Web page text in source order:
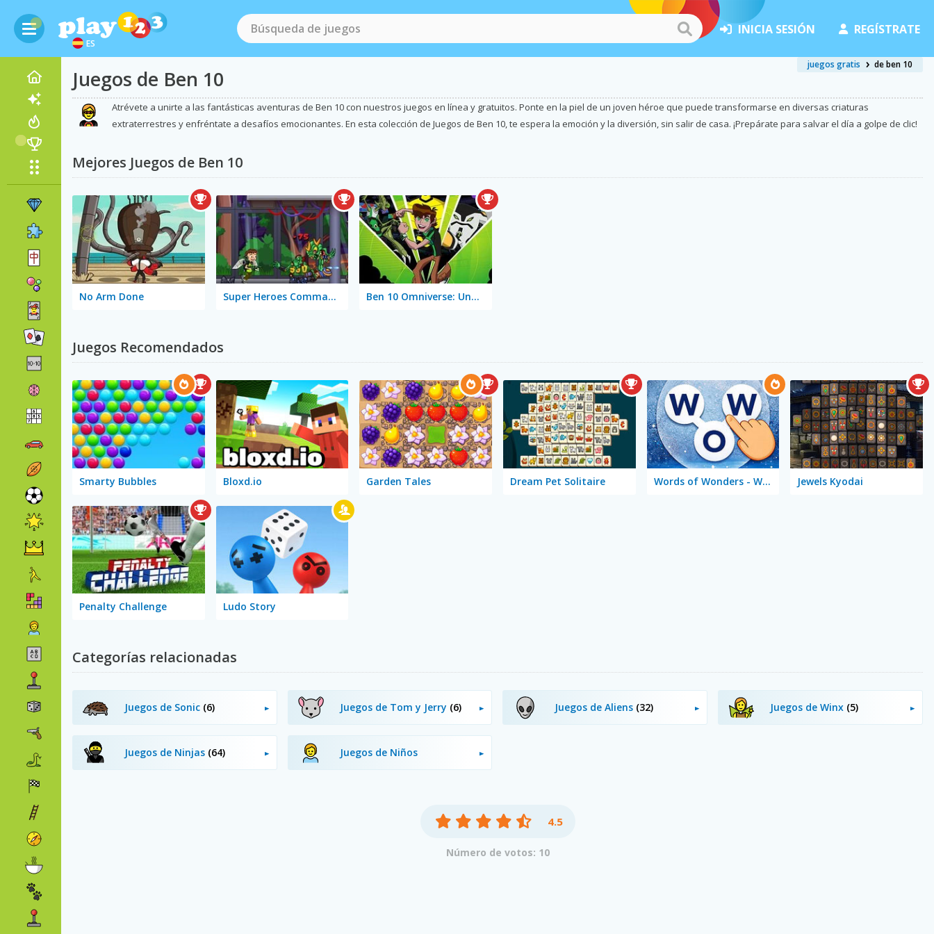
ES
INICIA SESIÓN REGÍSTRATE
Juegos de Ben 10
juegos gratis de ben 10
Atrévete a unirte a las fantásticas aventuras de Ben 10 con nuestros juegos en línea y gratuitos. Ponte en la piel de un joven héroe que puede transformarse en diversas criaturas
extraterrestres y enfréntate a desafíos emocionantes. En esta colección de Juegos de Ben 10, te espera la emoción y la diversión, sin salir de casa. ¡Prepárate para salvar el día a golpe de clic!
Mejores Juegos de Ben 10
No Arm Done Super Heroes Commander Ben 10 Omniverse: Undertown Runner
Juegos Recomendados
Smarty Bubbles Bloxd.io Garden Tales Dream Pet Solitaire Words of Wonders - WOW Jewels Kyodai
Penalty Challenge Ludo Story
Categorías relacionadas
Juegos de Sonic (6) Juegos de Tom y Jerry (6) Juegos de Aliens (32) Juegos de Winx (5)
Juegos de Ninjas (64) Juegos de Niños
4.5
Número de votos: 10